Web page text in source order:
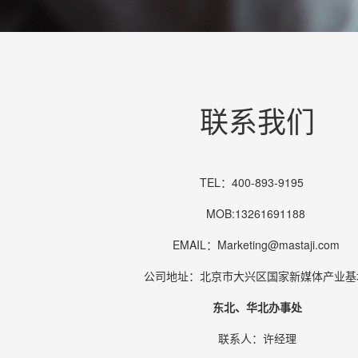
联系我们
TEL：400-893-9195
MOB:13261691188
EMAIL：Marketing@mastaji.com
公司地址：北京市大兴区国家新媒体产业
东北、华北办事处
联系人：许经理